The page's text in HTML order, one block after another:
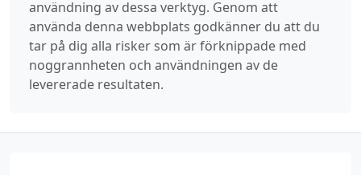
användning av dessa verktyg. Genom att
använda denna webbplats godkänner du att du
tar på dig alla risker som är förknippade med
noggrannheten och användningen av de
levererade resultaten.